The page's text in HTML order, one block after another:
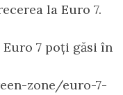
la Euro 7.
7 poți găsi în
zone/euro-7-